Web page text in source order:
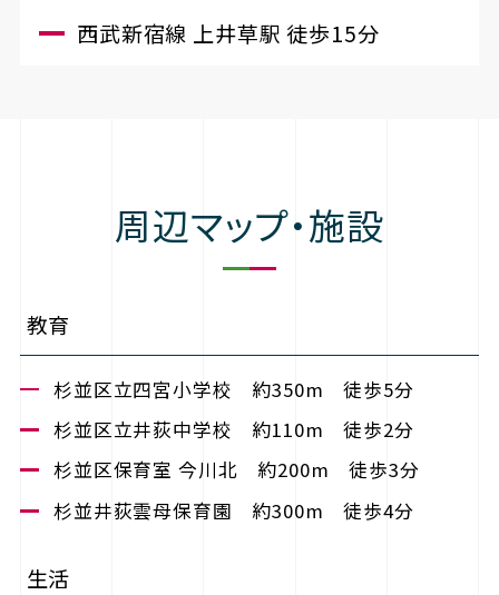
西武新宿線 上井草駅 徒歩15分
周辺マップ・施設
教育
杉並区立四宮小学校 約350m 徒歩5分
杉並区立井荻中学校 約110m 徒歩2分
杉並区保育室 今川北 約200m 徒歩3分
杉並井荻雲母保育園 約300m 徒歩4分
生活